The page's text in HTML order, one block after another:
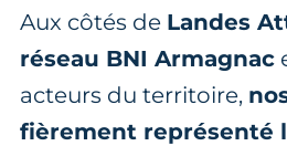
Aux côtés de Landes
réseau BNI Armagnac
acteurs du territoire,
fièrement représenté